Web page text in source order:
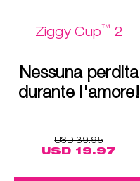
Ziggy Cup™ 2
Nessuna perdita
durante l'amore!
USD 39.95
USD 19.97